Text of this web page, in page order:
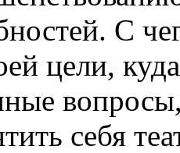
С
цели,
себя